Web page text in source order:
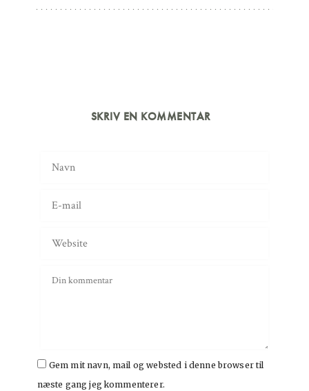
SKRIV EN KOMMENTAR
Gem mit navn, mail og websted i denne browser til
næste gang jeg kommenterer.